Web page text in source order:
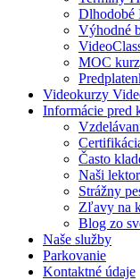
Dlhodobé
Výhodné
MOC
Videokurzy
Informácie pred
Často
Naši
Strážny
Zľavy na
Blog zo
Naše služby
Parkovanie
Kontaktné údaje